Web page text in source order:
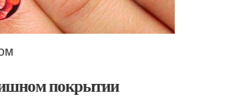
покрытии